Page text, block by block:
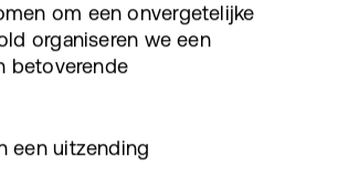
om een onvergetelijke
organiseren we een
betoverende
een uitzending